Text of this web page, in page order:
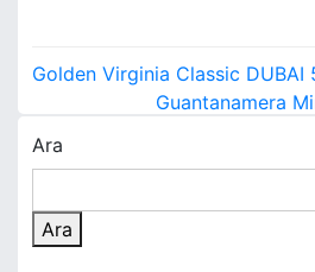
Y
z
ı
g
Golden Virginia Classic DUBAI
Guantanamera
Ara
Ara